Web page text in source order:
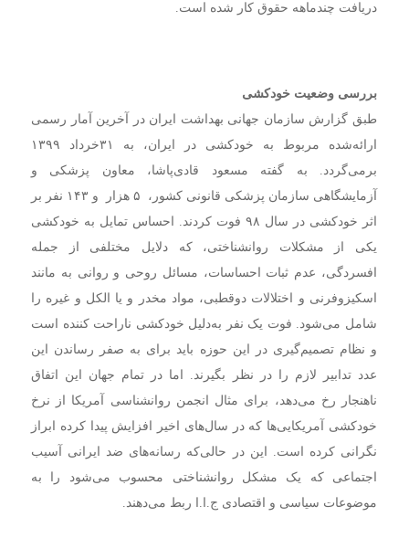
دریافت چندماهه حقوق کار شده است.
بررسی وضعیت خودکشی
طبق گزارش سازمان جهانی بهداشت ایران در آخرین آمار رسمی
ارائه‌شده مربوط به خودکشی در ایران، به ۳۱خرداد ۱۳۹۹
برمی‌گردد. به گفته مسعود قادی‌پاشا، معاون پزشکی و
آزمایشگاهی سازمان پزشکی قانونی کشور، ۵ هزار و ۱۴۳ نفر بر
اثر خودکشی در سال ۹۸ فوت کردند. احساس تمایل به خودکشی
یکی از مشکلات روانشناختی، که دلایل مختلفی از جمله
افسردگی، عدم ثبات احساسات، مسائل روحی و روانی به مانند
اسکیزوفرنی و اختلالات دوقطبی، مواد مخدر و یا الکل و غیره را
شامل می‌شود. فوت یک نفر به‌دلیل خودکشی ناراحت کننده است
و نظام تصمیم‌گیری در این حوزه باید برای به صفر رساندن این
عدد تدابیر لازم را در نظر بگیرند. اما در تمام جهان این اتفاق
ناهنجار رخ می‌دهد، برای مثال انجمن روانشناسی آمریکا از نرخ
خودکشی آمریکایی‌ها که در سال‌های اخیر افزایش پیدا کرده ابراز
نگرانی کرده است. این در حالی‌که رسانه‌های ضد ایرانی آسیب
اجتماعی که یک مشکل روانشناختی محسوب می‌شود را به
موضوعات سیاسی و اقتصادی ج.ا.ا ربط می‌دهند.